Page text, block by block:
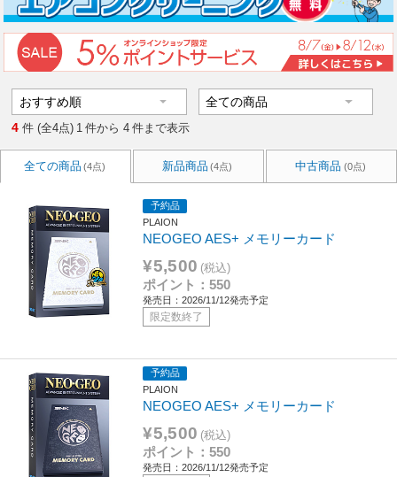
4 件 (全4点) 1 件から 4 件まで表示
全ての商品 (4点) 新品商品 (4点) 中古商品 (0点)
予約品
PLAION
NEOGEO AES+ メモリーカード
¥5,500 (税込)
ポイント：550
発売日：2026/11/12発売予定
限定数終了
予約品
PLAION
NEOGEO AES+ メモリーカード
¥5,500 (税込)
ポイント：550
発売日：2026/11/12発売予定